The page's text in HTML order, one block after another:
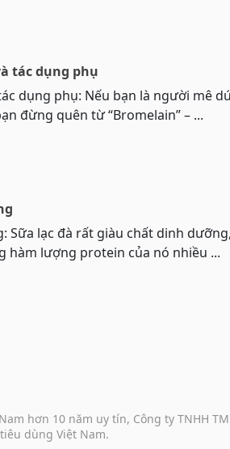
tác dụng phụ
dụng phụ: Nếu bạn là người mê
đừng quên từ “Bromelain” – ...
Sữa lạc đà rất giàu chất dinh
hàm lượng protein của nó nhiều ...
hơn 10 năm uy tín, Công ty TNHH
dùng Việt Nam.